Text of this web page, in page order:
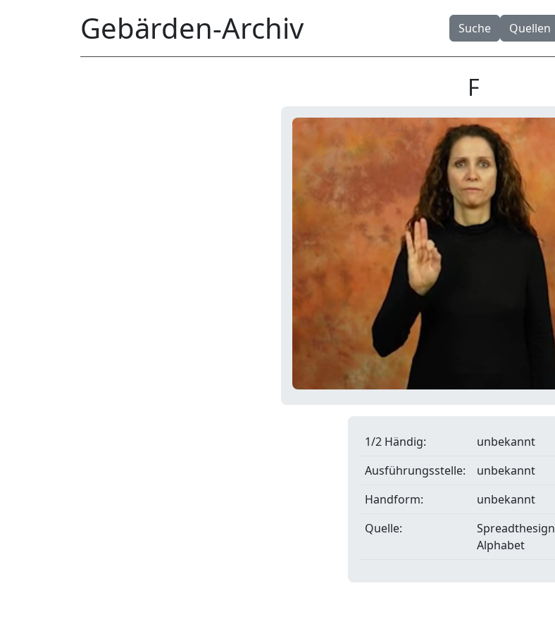
Gebärden-Archiv Suche Quellen
F
1/2 Händig:
unbekannt
Ausführungsstelle:
unbekannt
Handform:
unbekannt
Quelle:
Spreadthesign
Alphabet